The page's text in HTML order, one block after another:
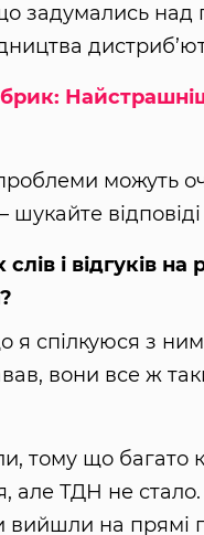
задумались
можуть
відповіді
і відгуків
я спілкуюся з
вони все ж
тому що багато
але ТДН не стало.
вийшли на прямі